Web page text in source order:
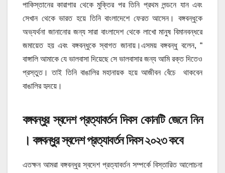
পাকিস্তানের কারাগার থেকে মুক্তির পর তিনি প্রথম লন্ডনে যান এবং
সেখান থেকে ভারত হয়ে তিনি বাংলাদেশে ফেরত আসেন। বঙ্গবন্ধুকে
অভ্যর্থনা জানানোর জন্য সারা বাংলাদেশ থেকে লাখো মানুষ বিমানবন্ধরে
জমায়েত হয় এবং বঙ্গবন্ধুকে স্বাগত জানায়।এসময় বঙ্গবন্ধু বলেন, “
বাঙ্গালি আমাকে যে ভালবাসা দিয়েছে সে ভালবাসার জন্য আমি রক্ত দিতেও
প্রস্তুত। তাই তিনি বাঙালির মহানায়ক হয়ে আজীবন বেঁচে থাকবেন
বাঙালির হৃদয়ে।
বঙ্গবন্ধুর স্বদেশ প্রত্যাবর্তন দিবস কোনটি জেনে নিন
। বঙ্গবন্ধুর স্বদেশ প্রত্যাবর্তন দিবস ২০২৩ কবে
এতক্ষন আমরা বঙ্গবন্ধুর স্বদেশ প্রত্যাবর্তন সম্পর্কে বিস্তারিত আলোচনা